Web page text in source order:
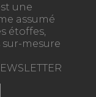
une
assumé
étoffes,
mesure